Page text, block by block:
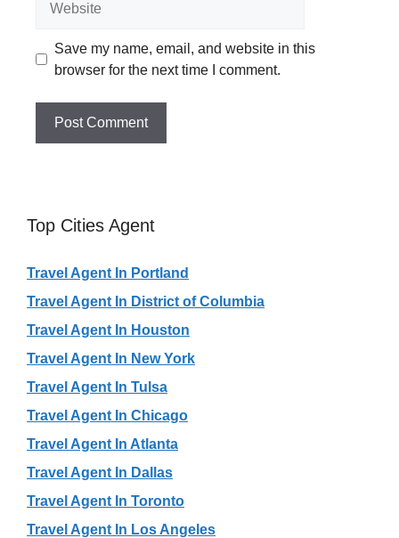
Save my name, email, and website in this
browser for the next time I comment.
Top Cities Agent
Travel Agent In Portland
Travel Agent In District of Columbia
Travel Agent In Houston
Travel Agent In New York
Travel Agent In Tulsa
Travel Agent In Chicago
Travel Agent In Atlanta
Travel Agent In Dallas
Travel Agent In Toronto
Travel Agent In Los Angeles